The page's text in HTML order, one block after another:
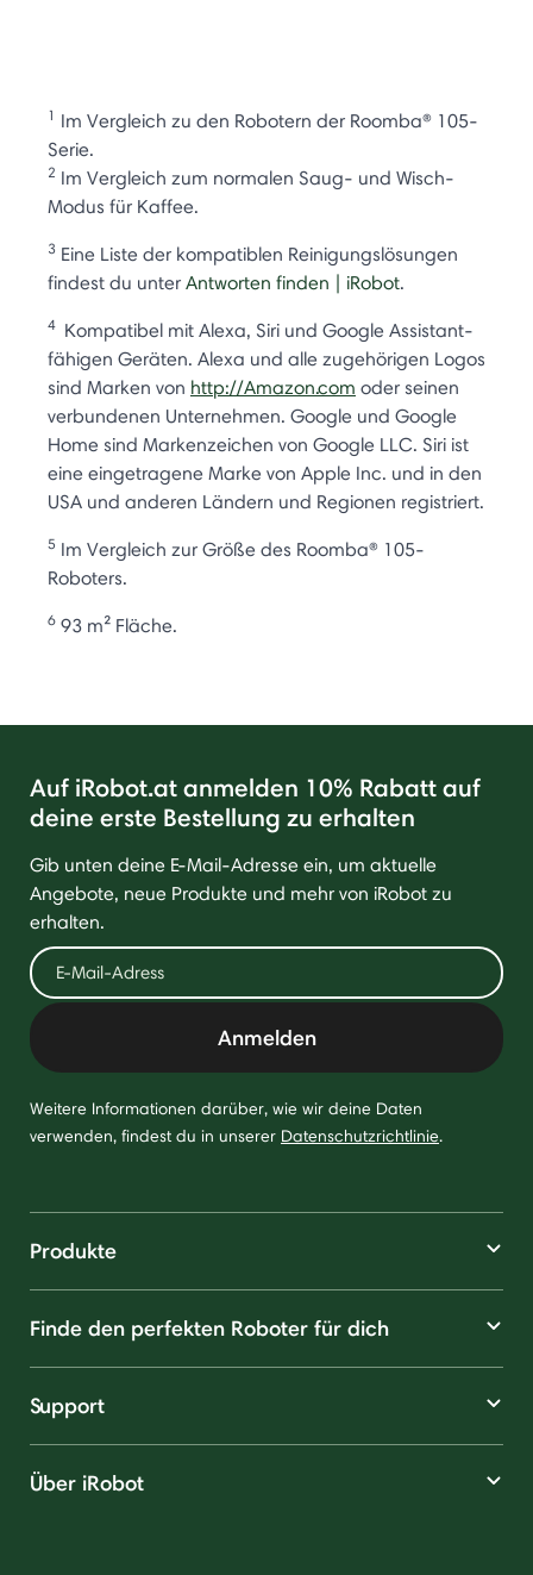
1 Im Vergleich zu den Robotern der Roomba® 105-
Serie.
2 Im Vergleich zum normalen Saug- und Wisch-
Modus für Kaffee.
3 Eine Liste der kompatiblen Reinigungslösungen
findest du unter Antworten finden | iRobot.
4 Kompatibel mit Alexa, Siri und Google Assistant-
fähigen Geräten. Alexa und alle zugehörigen Logos
sind Marken von http://Amazon.com oder seinen
verbundenen Unternehmen. Google und Google
Home sind Markenzeichen von Google LLC. Siri ist
eine eingetragene Marke von Apple Inc. und in den
USA und anderen Ländern und Regionen registriert.
5 Im Vergleich zur Größe des Roomba® 105-
Roboters.
6 93 m² Fläche.
Auf iRobot.at anmelden 10% Rabatt auf
deine erste Bestellung zu erhalten
Gib unten deine E-Mail-Adresse ein, um aktuelle
Angebote, neue Produkte und mehr von iRobot zu
erhalten.
Anmelden
Weitere Informationen darüber, wie wir deine Daten
verwenden, findest du in unserer Datenschutzrichtlinie.
Produkte
Finde den perfekten Roboter für dich
Support
Über iRobot